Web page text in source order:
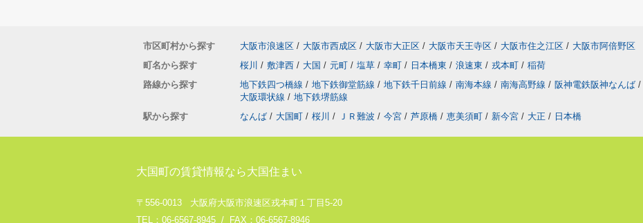
市区町村から探す 大阪市浪速区 / 大阪市西成区 / 大阪市大正区 / 大阪市天王寺区 / 大阪市住之江区 / 大阪市阿倍野区
町名から探す
桜川 / 敷津西 / 大国 / 元町 / 塩草 / 幸町 / 日本橋東 / 浪速東 / 戎本町 / 稲荷
路線から探す
地下鉄四つ橋線 / 地下鉄御堂筋線 / 地下鉄千日前線 / 南海本線 / 南海高野線 / 阪神電鉄阪神なんば /
大阪環状線 / 地下鉄堺筋線
駅から探す
なんば / 大国町 / 桜川 / ＪＲ難波 / 今宮 / 芦原橋 / 恵美須町 / 新今宮 / 大正 / 日本橋
大国町の賃貸情報なら大国住まい
〒556-0013 大阪府大阪市浪速区戎本町１丁目5-20
TEL：06-6567-8945 / FAX：06-6567-8946